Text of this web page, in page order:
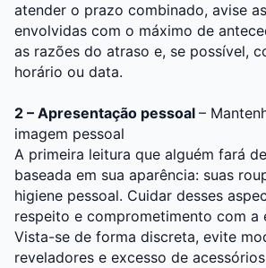
atender o prazo combinado, avise
envolvidas com o máximo de
as razões do atraso e, se possível,
horário ou data.
2 – Apresentação pessoal –
imagem pessoal
A primeira leitura que alguém fará
baseada em sua aparência: suas
higiene pessoal. Cuidar desses
respeito e comprometimento com a
Vista-se de forma discreta, evite
reveladores e excesso de